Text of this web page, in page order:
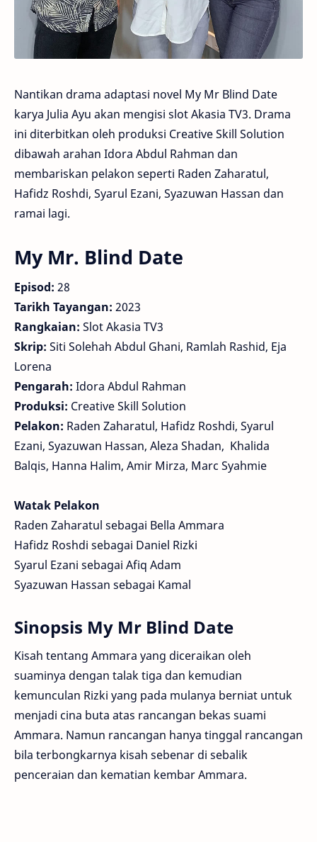
Nantikan drama adaptasi novel My Mr Blind Date
karya Julia Ayu akan mengisi slot Akasia TV3. Drama
ini diterbitkan oleh produksi Creative Skill Solution
dibawah arahan Idora Abdul Rahman dan
membariskan pelakon seperti Raden Zaharatul,
Hafidz Roshdi, Syarul Ezani, Syazuwan Hassan dan
ramai lagi.
My Mr. Blind Date
Episod: 28
Tarikh Tayangan: 2023
Rangkaian: Slot Akasia TV3
Skrip: Siti Solehah Abdul Ghani, Ramlah Rashid, Eja
Lorena
Pengarah: Idora Abdul Rahman
Produksi: Creative Skill Solution
Pelakon: Raden Zaharatul, Hafidz Roshdi, Syarul
Ezani, Syazuwan Hassan, Aleza Shadan, Khalida
Balqis, Hanna Halim, Amir Mirza, Marc Syahmie
Watak Pelakon
Raden Zaharatul sebagai Bella Ammara
Hafidz Roshdi sebagai Daniel Rizki
Syarul Ezani sebagai Afiq Adam
Syazuwan Hassan sebagai Kamal
Sinopsis My Mr Blind Date
Kisah tentang Ammara yang diceraikan oleh
suaminya dengan talak tiga dan kemudian
kemunculan Rizki yang pada mulanya berniat untuk
menjadi cina buta atas rancangan bekas suami
Ammara. Namun rancangan hanya tinggal rancangan
bila terbongkarnya kisah sebenar di sebalik
penceraian dan kematian kembar Ammara.